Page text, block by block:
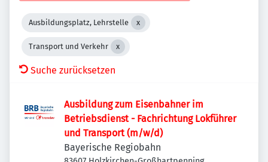
Ausbildungsplatz, Lehrstelle
Transport und Verkehr
Suche zurücksetzen
Ausbildung zum Eisenbahner im
Betriebsdienst - Fachrichtung Lokführer
und Transport (m/w/d)
Bayerische Regiobahn